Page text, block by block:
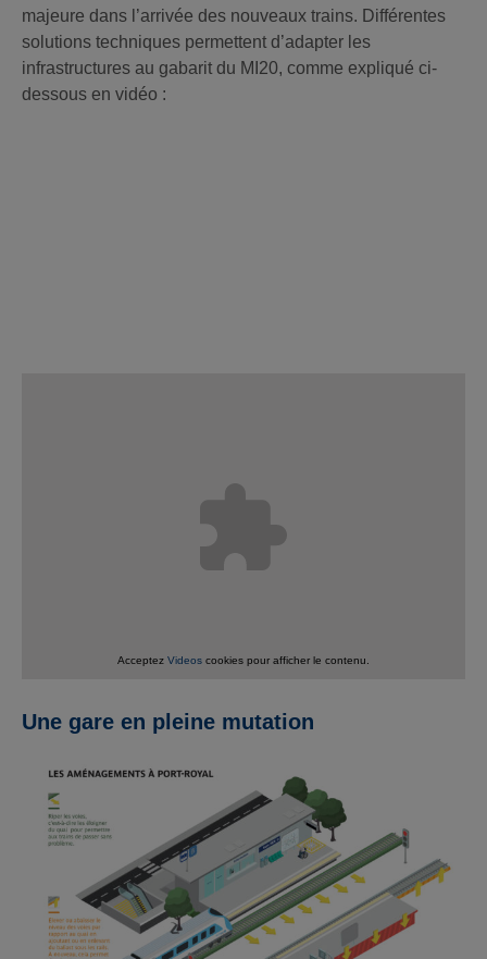
majeure dans l’arrivée des nouveaux trains. Différentes
solutions techniques permettent d’adapter les
infrastructures au gabarit du MI20, comme expliqué ci-
dessous en vidéo :
Acceptez Videos cookies pour afficher le contenu.
Une gare en pleine mutation